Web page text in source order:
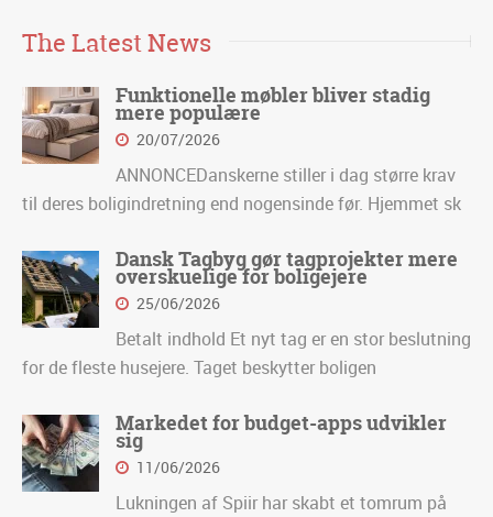
The Latest News
Funktionelle møbler bliver stadig
mere populære
20/07/2026
ANNONCEDanskerne stiller i dag større krav
til deres boligindretning end nogensinde før. Hjemmet sk
Dansk Tagbyg gør tagprojekter mere
overskuelige for boligejere
25/06/2026
Betalt indhold Et nyt tag er en stor beslutning
for de fleste husejere. Taget beskytter boligen
Markedet for budget-apps udvikler
sig
11/06/2026
Lukningen af Spiir har skabt et tomrum på